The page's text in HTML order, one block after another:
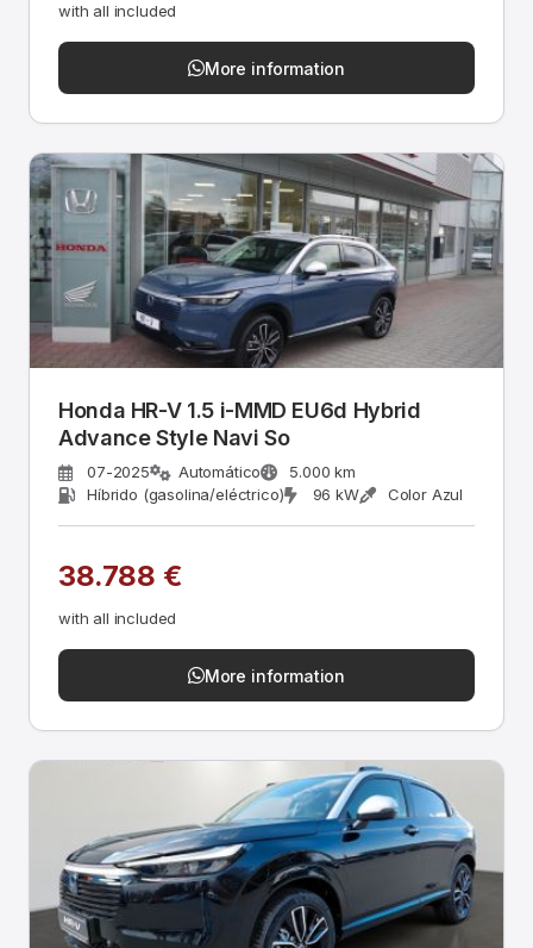
with all included
More information
Honda HR-V 1.5 i-MMD EU6d Hybrid
Advance Style Navi So
07-2025 Automático
5.000 km
Híbrido (gasolina/eléctrico)
96 kW Color Azul
38.788 €
with all included
More information